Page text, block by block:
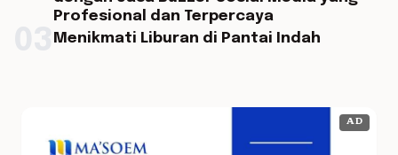
Profesional dan Terpercaya
Menikmati Liburan di Pantai Indah
AD